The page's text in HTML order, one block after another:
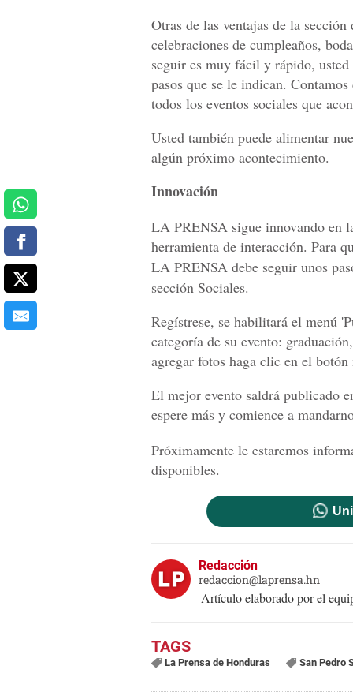
Otras de las ventajas de la
celebraciones de cumpleaños,
seguir es muy fácil y rápido,
pasos que se le indican.
todos los eventos sociales que
Usted también puede alimentar
algún próximo acontecimiento.
Innovación
LA PRENSA sigue innovando en
herramienta de interacción. Para
LA PRENSA debe seguir unos
sección Sociales.
Regístrese, se habilitará el menú
categoría de su evento:
agregar fotos haga clic en el
El mejor evento saldrá publicado
espere más y comience a
Próximamente le estaremos
disponibles.
Redacción
redaccion@laprensa.hn
Artículo elaborado por el
La Prensa de Honduras San Pedro